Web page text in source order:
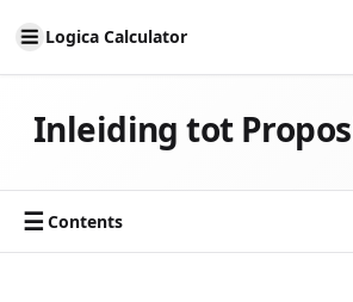
Logica Calculator
Inleiding tot
☰ Contents